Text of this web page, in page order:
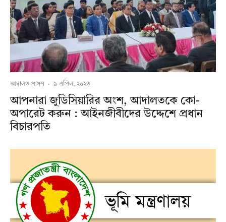
আদালত প্রাঙ্গণ · ৯ এপ্রিল, ২০২৩
আপনারা জুডিসিয়ারির অংশ, আদালতকে কো-
অপারেট করুন : আইনজীবীদের উদ্দেশে প্রধান
বিচারপতি